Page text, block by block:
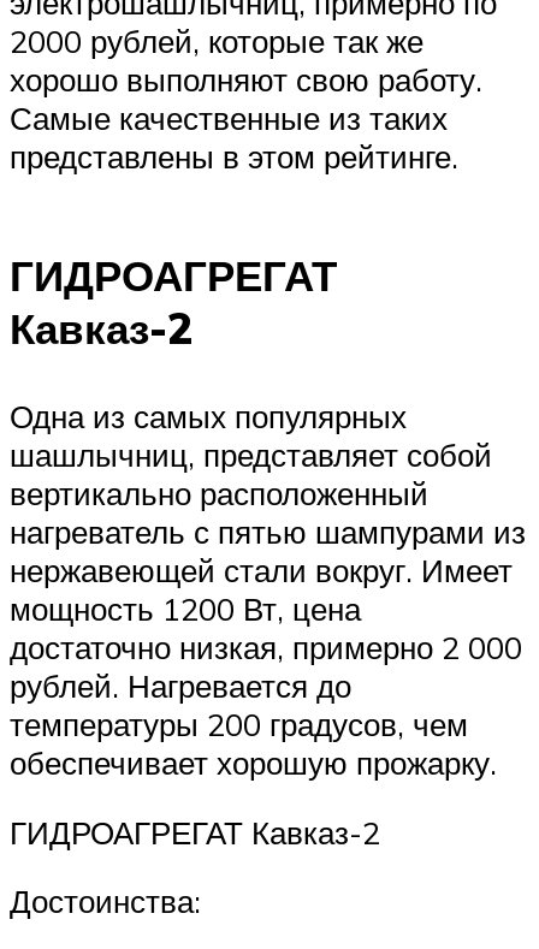
2000 рублей, которые так же
хорошо выполняют свою работу.
Самые качественные из таких
представлены в этом рейтинге.
ГИДРОАГРЕГАТ
Кавказ-2
Одна из самых популярных
шашлычниц, представляет собой
вертикально расположенный
нагреватель с пятью шампурами из
нержавеющей стали вокруг. Имеет
мощность 1200 Вт, цена
достаточно низкая, примерно 2 000
рублей. Нагревается до
температуры 200 градусов, чем
обеспечивает хорошую прожарку.
ГИДРОАГРЕГАТ Кавказ-2
Достоинства: